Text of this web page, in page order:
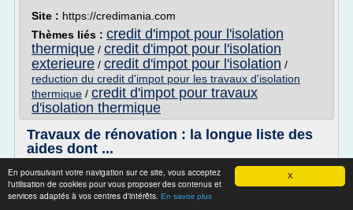
X
En poursuivant votre navigation sur ce site, vous acceptez
l'utilisation de cookies pour vous proposer des contenus et
services adaptés à vos centres d'intérêts. En savoir plus
Site : https://credimania.com
Thèmes liés : credit d'impot pour l'isolation
thermique / credit d'impot pour l'isolation
exterieure / credit d'impot pour l'isolation /
reduction du credit d'impot pour les travaux d'isolation
thermique / credit d'impot pour travaux
d'isolation thermique
Travaux de rénovation : la longue liste des
aides dont ...
Publié le 19/02/2015 à 22:31 | Mis à jour le 07/01/2016 à
17:47
Travaux de rénovation : la longue liste des aides dont vous